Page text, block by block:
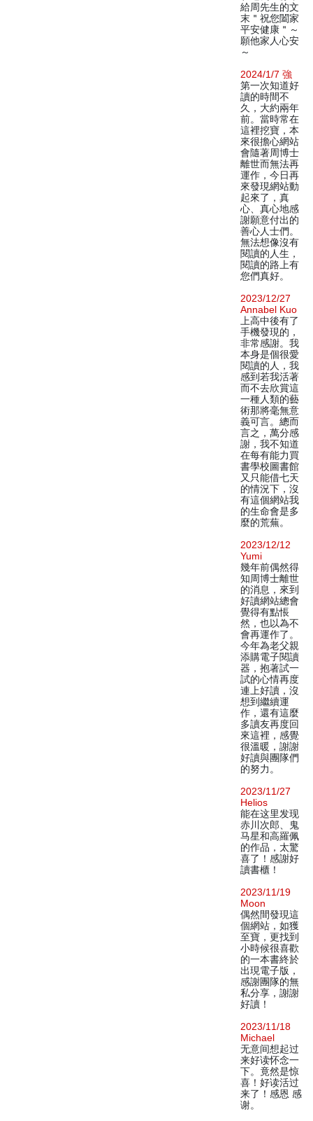
給周先生的文
末＂祝您闔家
平安健康＂～
願他家人心安
～
2024/1/7 強
第一次知道好
讀的時間不
久，大約兩年
前。當時常在
這裡挖寶，本
來很擔心網站
會隨著周博士
離世而無法再
運作，今日再
來發現網站動
起來了，真
心、真心地感
謝願意付出的
善心人士們。
無法想像沒有
閱讀的人生，
閱讀的路上有
您們真好。
2023/12/27
Annabel Kuo
上高中後有了
手機發現的，
非常感謝。我
本身是個很愛
閱讀的人，我
感到若我活著
而不去欣賞這
一種人類的藝
術那將毫無意
義可言。總而
言之，萬分感
謝，我不知道
在每有能力買
書學校圖書館
又只能借七天
的情況下，沒
有這個網站我
的生命會是多
麼的荒蕪。
2023/12/12
Yumi
幾年前偶然得
知周博士離世
的消息，來到
好讀網站總會
覺得有點悵
然，也以為不
會再運作了。
今年為老父親
添購電子閱讀
器，抱著試一
試的心情再度
連上好讀，沒
想到繼續運
作，還有這麼
多讀友再度回
來這裡，感覺
很溫暖，謝謝
好讀與團隊們
的努力。
2023/11/27
Helios
能在这里发现
赤川次郎、鬼
马星和高羅佩
的作品，太驚
喜了！感謝好
讀書櫃！
2023/11/19
Moon
偶然間發現這
個網站，如獲
至寶，更找到
小時候很喜歡
的一本書終於
出現電子版，
感謝團隊的無
私分享，謝謝
好讀！
2023/11/18
Michael
无意间想起过
来好读怀念一
下。竟然是惊
喜！好读活过
来了！感恩 感
谢。